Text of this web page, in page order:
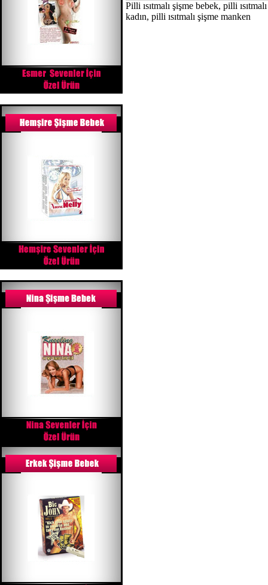
Pilli ısıtmalı şişme bebek, pilli
kadın, pilli ısıtmalı şişme manken